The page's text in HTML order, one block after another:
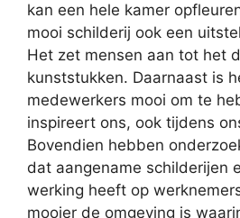
kan een hele kamer
mooi schilderij ook een
Het zet mensen aan tot het
kunststukken. Daarnaast is
medewerkers mooi om te
inspireert ons, ook tijdens
Bovendien hebben
dat aangename schilderijen
werking heeft op
mooier de omgeving is